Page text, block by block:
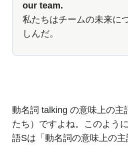
our team.
私たちはチームの未来に
しんだ。
動名詞 talking の意味上の主
たち）ですよね。このよう
語Sは「動名詞の意味上の主